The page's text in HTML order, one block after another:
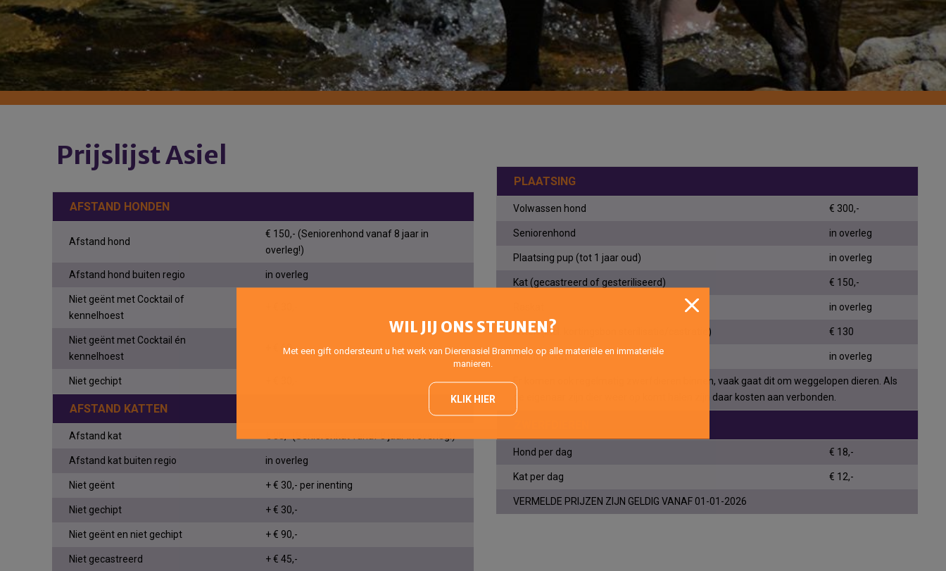
Prijslijst Asiel
AFSTAND HONDEN
Afstand hond
€ 150,- (Seniorenhond vanaf 8 jaar in
overleg!)
Afstand hond buiten regio in overleg
Niet geënt met Cocktail of
kennelhoest
Niet geënt met Cocktail én
kennelhoest
+ € 60,-
Niet gechipt
AFSTAND KATTEN
Afstand kat
Afstand kat buiten regio in overleg
Niet geënt + € 30,- per inenting
Niet gechipt + € 30,-
Niet geënt en niet gechipt + € 90,-
Niet gecastreerd + € 45,-
PLAATSING
Volwassen hond € 300,-
Seniorenhond in overleg
Plaatsing pup (tot 1 jaar oud) in overleg
Kat (gecastreerd of gesteriliseerd) € 150,-
in overleg
Kitten (incl. kortingsbon sterilisatie/castratie) € 130
Seniorenkat in overleg
Er komen ook regelmatig zwerfdieren binnen, vaak gaat dit om weggelopen dieren. Als
de eigenaar zijn dier weer op komt halen zijn daar kosten aan verbonden.
Hond per dag € 18,-
Kat per dag € 12,-
VERMELDE PRIJZEN ZIJN GELDIG VANAF 01-01-2026
WIL JIJ ONS STEUNEN?
Met een gift ondersteunt u het werk van Dierenasiel Brammelo op alle materiële en immateriële
manieren.
KLIK HIER